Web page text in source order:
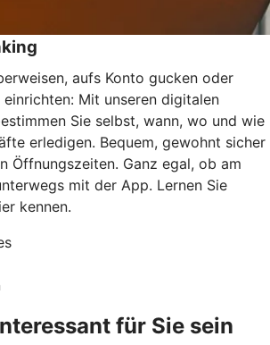
aufs Konto gucken oder
Mit unseren digitalen
Sie selbst, wann, wo und wie
erledigen. Bequem, gewohnt sicher
Öffnungszeiten. Ganz egal, ob am
mit der App. Lernen Sie
kennen.
für Sie sein